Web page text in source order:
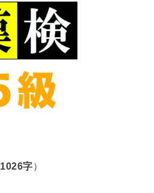
1026字）